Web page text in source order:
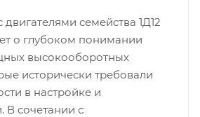
семейства 1Д12
о глубоком понимании
высокооборотных
исторически требовали
в настройке и
В сочетании с